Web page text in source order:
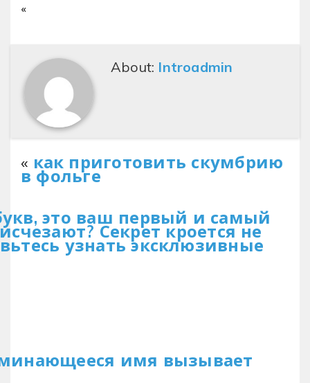
«
About: Introadmin
« как приготовить скумбрию
в фольге
это ваш первый и самый
Секрет кроется не
узнать эксклюзивные
имя вызывает